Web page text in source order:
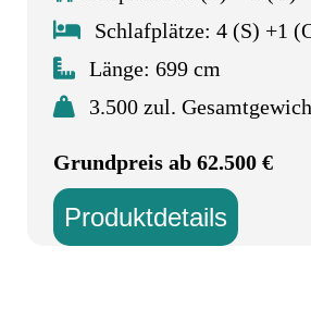
Schlafplätze: 4 (S) +1
Länge: 699 cm
3.500 zul.
Grundpreis ab 62.500 €
Produktdetails